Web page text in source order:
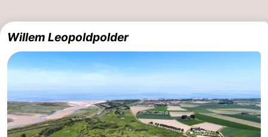
Cruise
Terminal
Route
-
Parkeren
-
Willem Leopoldpolder